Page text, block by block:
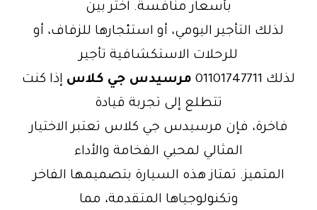
بأسعار منافسة. اختر بين
لذلك التأجير اليومي، أو استئجارها للزفاف، أو
للرحلات الاستكشافية تأجير
لذلك 01101747711
مرسيدس جي كلاس إذا كنت
تتطلع إلى تجربة قيادة
فاخرة، فإن مرسيدس جي كلاس تعتبر الاختيار
المثالي لمحبي الفخامة والأداء
المتميز. تمتاز هذه السيارة بتصميمها الفاخر
وتكنولوجياها المتقدمة، مما